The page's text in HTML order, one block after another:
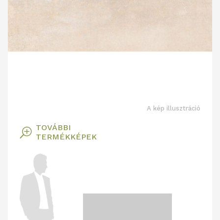
A kép illusztráció
T TOVÁBBI
TERMÉKKÉPEK